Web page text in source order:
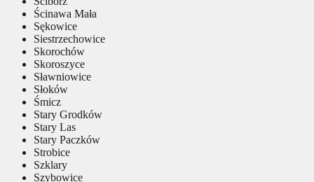
Ścinawa Mała
Sękowice
Siestrzechowice
Skorochów
Skoroszyce
Sławniowice
Słoków
Śmicz
Stary Grodków
Stary Las
Stary Paczków
Strobice
Szklary
Szybowice